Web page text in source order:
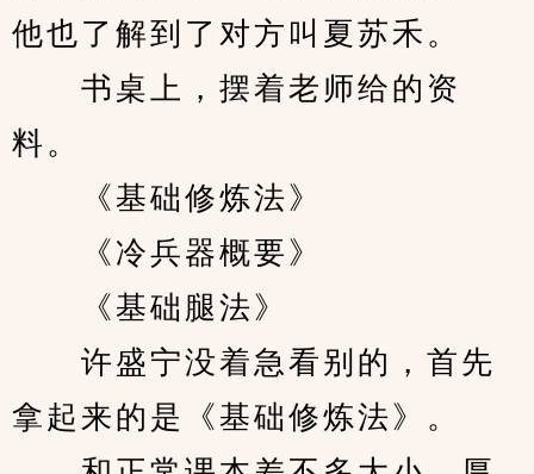
他也了解到了对方叫夏苏禾。
书桌上，摆着老师给的资
料。
《基础修炼法》
《冷兵器概要》
《基础腿法》
许盛宁没着急看别的，首先
拿起来的是《基础修炼法》。